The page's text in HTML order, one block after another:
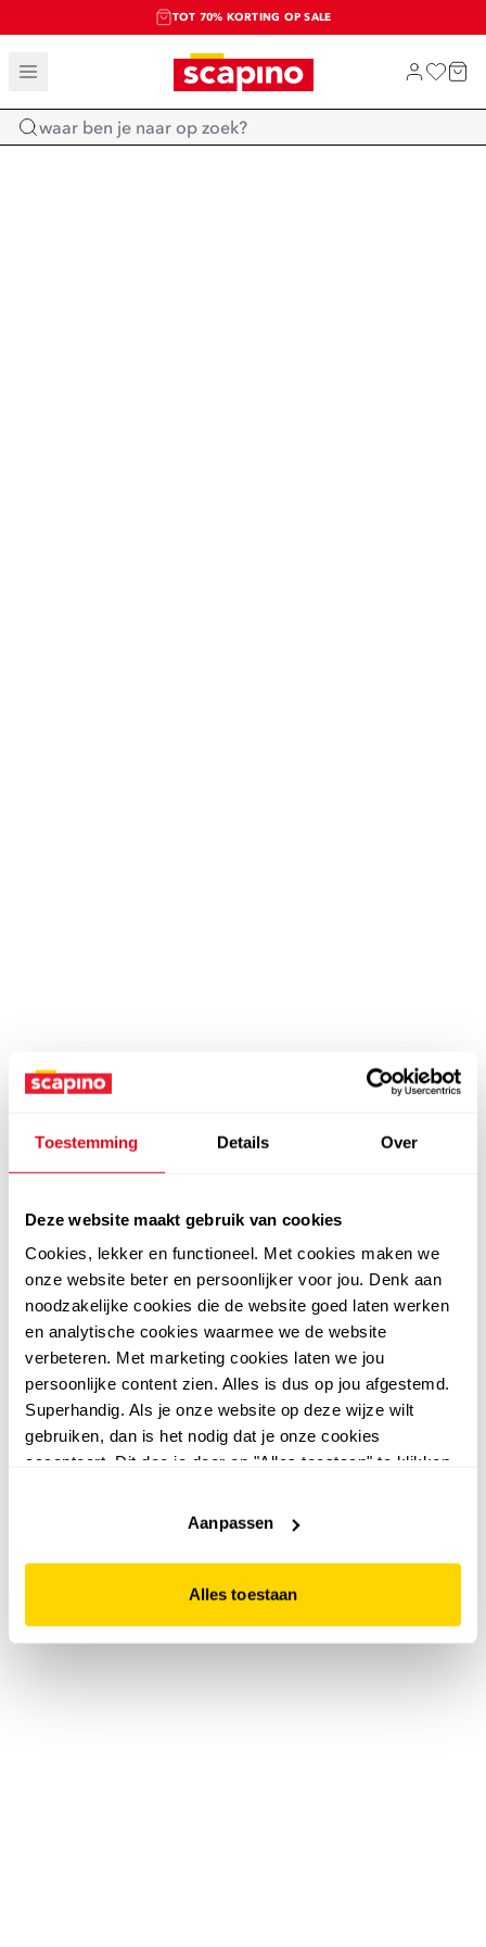
Toestemming Details Over
Deze website maakt gebruik van cookies
Cookies, lekker en functioneel. Met cookies maken we
onze website beter en persoonlijker voor jou. Denk aan
noodzakelijke cookies die de website goed laten werken
en analytische cookies waarmee we de website
verbeteren. Met marketing cookies laten we jou
persoonlijke content zien. Alles is dus op jou afgestemd.
Superhandig. Als je onze website op deze wijze wilt
gebruiken, dan is het nodig dat je onze cookies
accepteert. Dit doe je door op "Alles toestaan" te klikken.
website niet optimaal functioneert.
Aanpassen
Alles toestaan
TOT 70% KORTING OP SALE
SALE: LAATSTE KANS!
SHOP NIEUW
Home